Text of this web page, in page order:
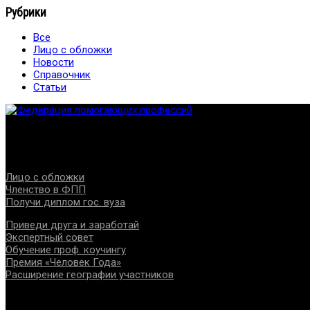
Рубрики
Все
Лицо с обложки
Новости
Справочник
Статьи
Лицо с обложки
Членство в ФПП
Получи диплом гос. вуза
Приведи друга и заработай
Экспертный совет
Обучение проф. коучингу
Премия «Человек Года»
Расширение географии участников